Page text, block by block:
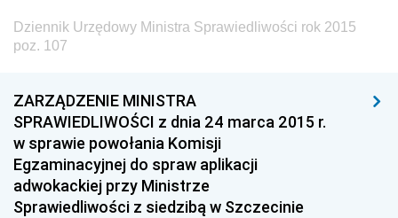
z 22 września 2015 pozycja 215
z 11 września 2015 pozycja 212
z 9 września 2015 pozycja 211
z 4 września 2015 pozycje 209-210
z 1 września 2015 pozycje 201-208
Dziennik Urzędowy Ministra Sprawiedliwości rok 2015
poz. 107
ZARZĄDZENIE MINISTRA
SPRAWIEDLIWOŚCI z dnia 24 marca 2015 r.
w sprawie powołania Komisji
Egzaminacyjnej do spraw aplikacji
adwokackiej przy Ministrze
Sprawiedliwości z siedzibą w Szczecinie